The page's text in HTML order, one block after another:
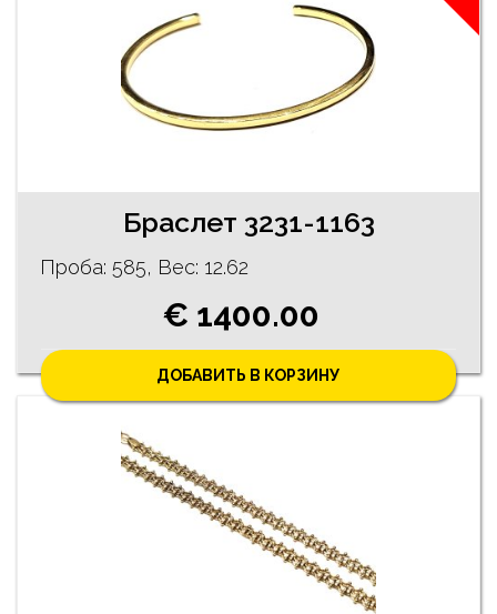
Браслет 3231-1163
Проба: 585, Bес: 12.62
€ 1400.00
ДОБАВИТЬ В КОРЗИНУ